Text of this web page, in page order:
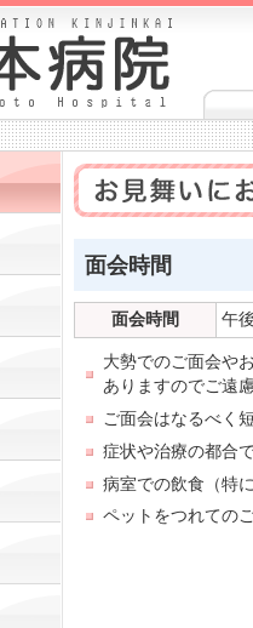
面会時間
面会時間 午
大勢でのご面会や
ありますのでご遠
ご面会はなるべく
症状や治療の都合
病室での飲食（特
ペットをつれての